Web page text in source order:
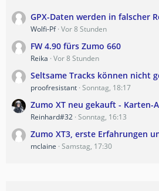
GPX-Daten werden in falscher
Wolfi-Pf Vor 8 Stunden
FW 4.90 fürs Zumo 660
Reika Vor 8 Stunden
Seltsame Tracks können nicht
proofresistant Sonntag, 18:17
Zumo XT neu gekauft - Karten-
Reinhard#32 Sonntag, 16:13
Zumo XT3, erste Erfahrungen
mclaine Samstag, 17:30